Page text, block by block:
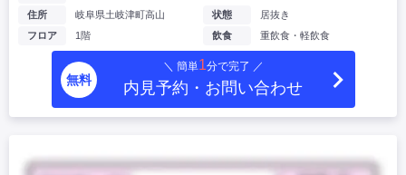
住所
岐阜県土岐津町高山
フロア
1階
状態
居抜き
飲食
重飲食・軽飲食
無料
＼ 簡単1分で完了 ／
内見予約・お問い合わせ